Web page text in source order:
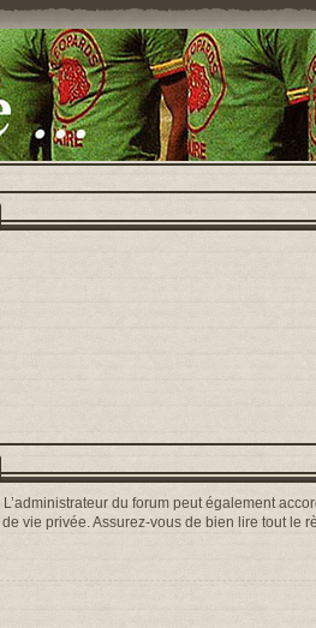
du forum peut également
vie privée. Assurez-vous de bien lire tout le